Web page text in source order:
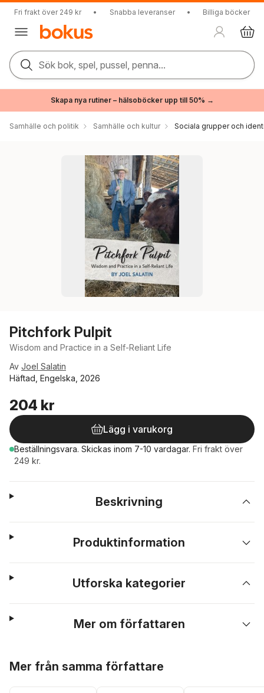
Fri frakt över 249 kr • Snabba leveranser • Billiga böcker
Sök bok, spel, pussel, penna...
Skapa nya rutiner – hälsoböcker upp till 50% →
Samhälle och politik Samhälle och kultur Sociala grupper och
Pitchfork Pulpit
Wisdom and Practice in a Self-Reliant Life
Av Joel Salatin
Häftad, Engelska, 2026
204 kr
Lägg i varukorg
Beställningsvara. Skickas inom 7-10 vardagar. Fri frakt över
249 kr.
Beskrivning
Produktinformation
Utforska kategorier
Mer om författaren
Mer från samma författare